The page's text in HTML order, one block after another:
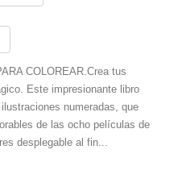
COLOREAR.Crea tus
Este impresionante libro
numeradas, que
de las ocho películas de
desplegable al fin...